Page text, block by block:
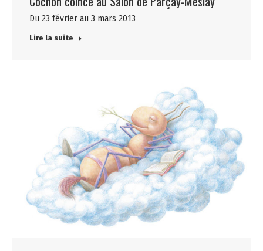
Du 23 février au 3 mars 2013
Lire la suite